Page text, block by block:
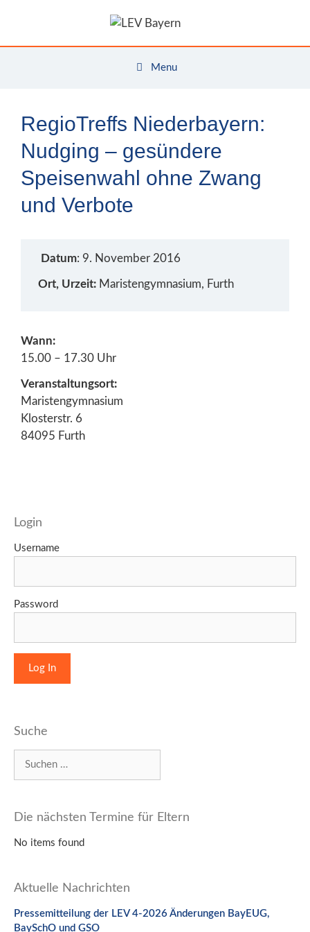
Menu
RegioTreffs Niederbayern:
Nudging – gesündere
Speisenwahl ohne Zwang
und Verbote
Datum: 9. November 2016
Ort, Urzeit: Maristengymnasium, Furth
Wann:
15.00 – 17.30 Uhr
Veranstaltungsort:
Maristengymnasium
Klosterstr. 6
84095 Furth
Login
Username
Password
Suche
nach:
Die nächsten Termine für Eltern
No items found
Aktuelle Nachrichten
Pressemitteilung der LEV 4-2026 Änderungen BayEUG,
BaySchO und GSO